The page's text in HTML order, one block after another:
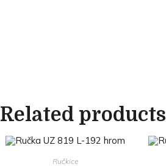
Related products
Ručkice